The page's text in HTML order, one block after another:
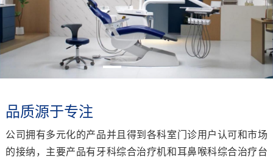
品质源于专注
公司拥有多元化的产品并且得到各科室门诊用户认可和市场
的接纳，主要产品有牙科综合治疗机和耳鼻喉科综合治疗台